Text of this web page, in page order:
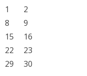
1
2
8
9
15
16
22
23
29
30